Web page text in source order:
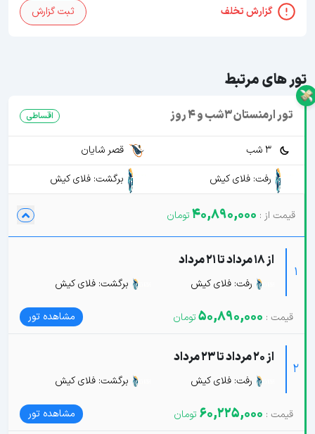
گزارش تخلف ثبت گزارش
تور های مرتبط
تور ارمنستان 3شب و 4 روز اقساطی
3 شب
قصر شایان
رفت: فلای کیش
برگشت: فلای کیش
40,890,000
1
از 18 مرداد تا 21 مرداد
رفت: فلای کیش برگشت: فلای کیش
50,890,000 مشاهده تور
2
از 20 مرداد تا 23 مرداد
رفت: فلای کیش برگشت: فلای کیش
60,225,000 مشاهده تور